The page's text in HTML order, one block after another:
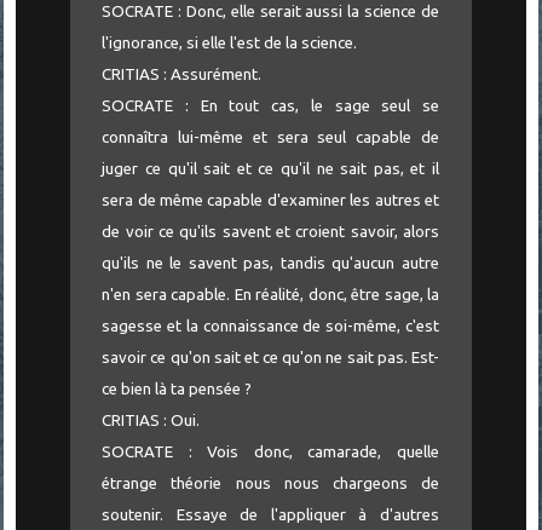
SOCRATE : Donc, elle serait aussi la science de
l'ignorance, si elle l'est de la science.
CRITIAS : Assurément.
SOCRATE : En tout cas, le sage seul se
connaîtra lui-même et sera seul capable de
juger ce qu'il sait et ce qu'il ne sait pas, et il
sera de même capable d'examiner les autres et
de voir ce qu'ils savent et croient savoir, alors
qu'ils ne le savent pas, tandis qu'aucun autre
n'en sera capable. En réalité, donc, être sage, la
sagesse et la connaissance de soi-même, c'est
savoir ce qu'on sait et ce qu'on ne sait pas. Est-
ce bien là ta pensée ?
CRITIAS : Oui.
SOCRATE : Vois donc, camarade, quelle
étrange théorie nous nous chargeons de
soutenir. Essaye de l'appliquer à d'autres